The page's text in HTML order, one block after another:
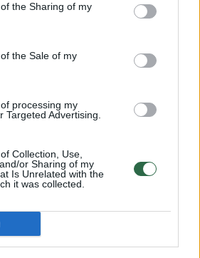
the Sharing of my
the Sale of my
processing my
Targeted Advertising.
Collection, Use,
or Sharing of my
Is Unrelated with the
it was collected.
nepasitikėjimo A.
persikels į plenarinių
statute numatyta, kad
nariai išreiškia slaptu
kad pasitikėjimą paradęs
iš posto, tam turi
dauguma – nutarimą
mažiau kaip 71 Seimo
komisijos nariai